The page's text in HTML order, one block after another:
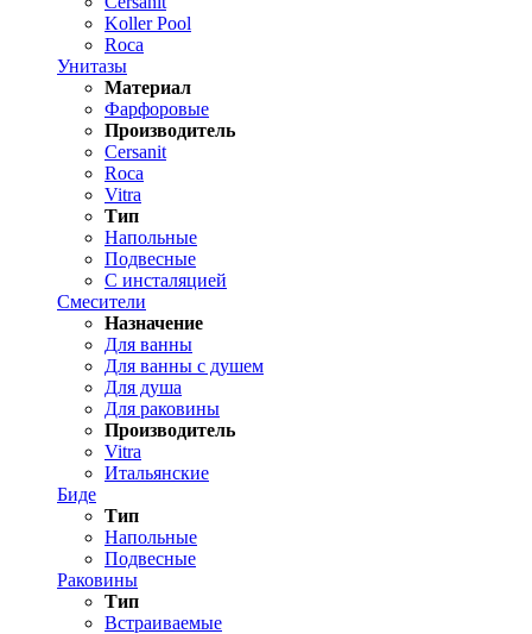
Koller Pool
Roca
Унитазы
Материал
Фарфоровые
Производитель
Cersanit
Roca
Vitra
Тип
Напольные
Подвесные
С инсталяцией
Смесители
Назначение
Для ванны
Для ванны с душем
Для душа
Для раковины
Производитель
Vitra
Итальянские
Биде
Тип
Напольные
Подвесные
Раковины
Тип
Встраиваемые